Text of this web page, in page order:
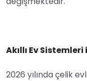
Akıllı Ev
2026 yılında çelik